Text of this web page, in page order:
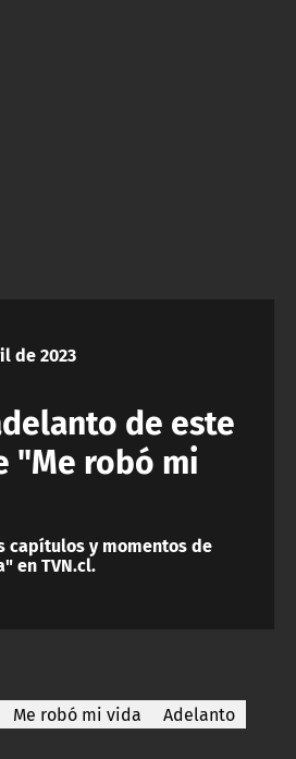
de 2023
de este
"Me robó mi
capítulos y momentos de
en TVN.cl.
Me robó mi vida Adelanto